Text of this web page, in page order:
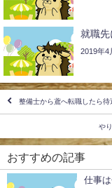
就職先
2019年4
整備士から鳶へ転職したら待
や
おすすめの記事
仕事